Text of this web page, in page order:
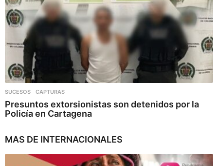
SUCESOS ,CAPTURAS
Presuntos extorsionistas son detenidos por la
Policía en Cartagena
MAS DE INTERNACIONALES